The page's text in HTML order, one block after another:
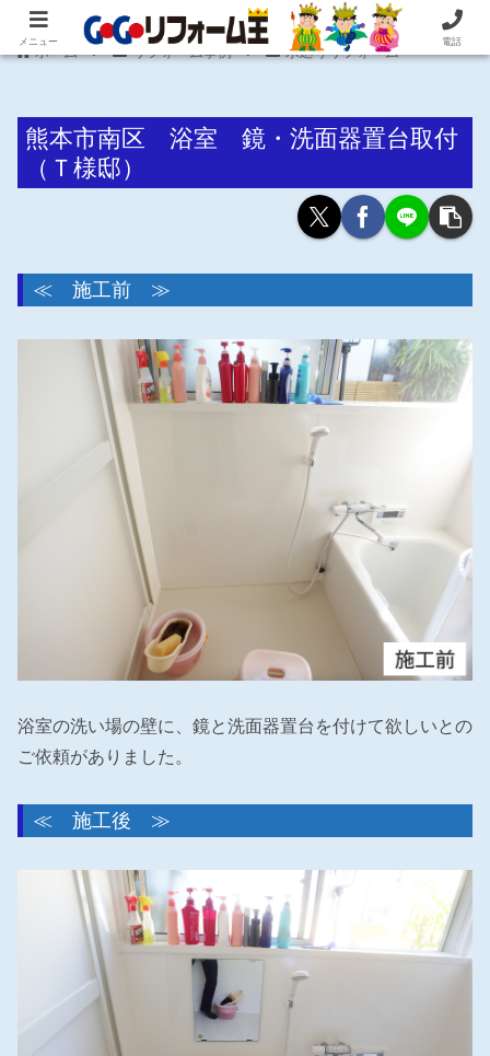
住まいの困ったを即解決！住宅リフォーム専門 株式会社 笠井産業
ホーム リフォーム事例 水廻りリフォーム
熊本市南区 浴室 鏡・洗面器置台取付
（Ｔ様邸）
≪ 施工前 ≫
浴室の洗い場の壁に、鏡と洗面器置台を付けて欲しいとの
ご依頼がありました。
≪ 施工後 ≫
メニュー 電話